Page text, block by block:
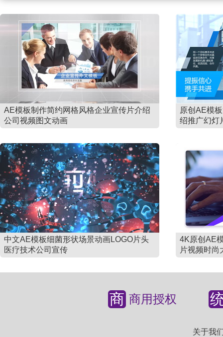
AE模板制作简约网格风格企业宣传片介绍
公司视频图文动画
原创AE模
绍推广幻灯
中文AE模板细菌形状场景动画LOGO片头
医疗技术公司宣传
4K原创AE
片视频时尚
商 商用授权
关于我